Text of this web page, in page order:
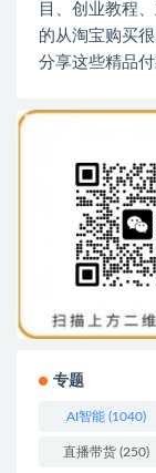
目、创业教程
的从淘宝购买
分享这些精品付
专题
AI智能 (1040)
直播带货 (250)